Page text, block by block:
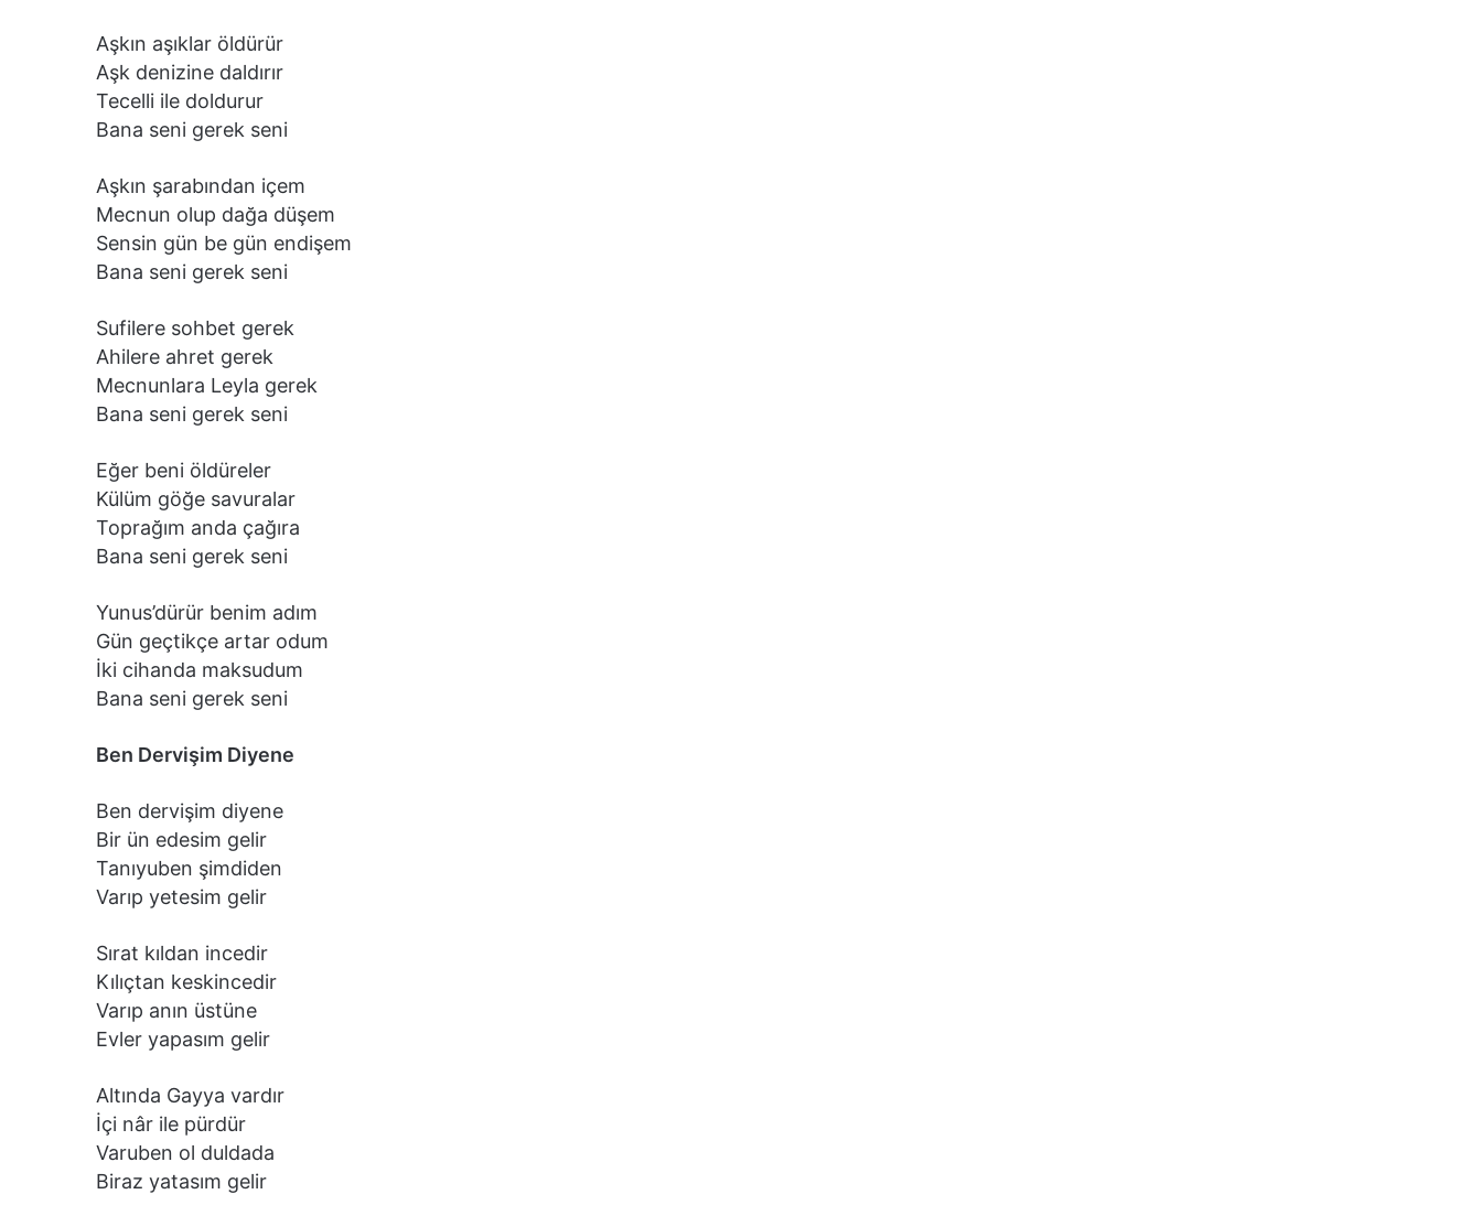
Aşkın aşıklar öldürür
Aşk denizine daldırır
Tecelli ile doldurur
Bana seni gerek seni
Aşkın şarabından içem
Mecnun olup dağa düşem
Sensin gün be gün endişem
Bana seni gerek seni
Sufilere sohbet gerek
Ahilere ahret gerek
Mecnunlara Leyla gerek
Bana seni gerek seni
Eğer beni öldüreler
Külüm göğe savuralar
Toprağım anda çağıra
Bana seni gerek seni
Yunus’dürür benim adım
Gün geçtikçe artar odum
İki cihanda maksudum
Bana seni gerek seni
Ben Dervişim Diyene
Ben dervişim diyene
Bir ün edesim gelir
Tanıyuben şimdiden
Varıp yetesim gelir
Sırat kıldan incedir
Kılıçtan keskincedir
Varıp anın üstüne
Evler yapasım gelir
Altında Gayya vardır
İçi nâr ile pürdür
Varuben ol duldada
Biraz yatasım gelir